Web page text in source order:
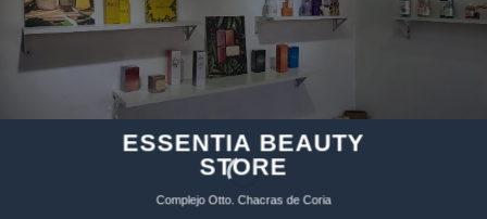
ESSENTIA BEAUTY
STORE
Complejo Otto. Chacras de Coria